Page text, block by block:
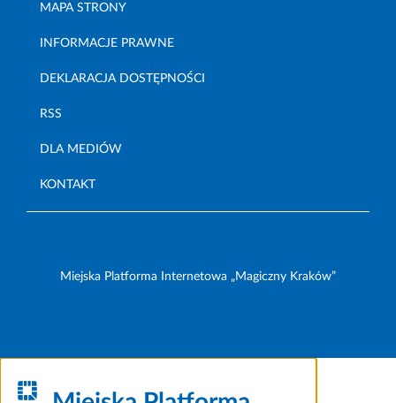
MAPA STRONY
INFORMACJE PRAWNE
DEKLARACJA DOSTĘPNOŚCI
RSS
DLA MEDIÓW
KONTAKT
Miejska Platforma Internetowa „Magiczny Kraków”